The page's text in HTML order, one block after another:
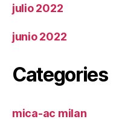
julio 2022
junio 2022
Categories
mica-ac milan